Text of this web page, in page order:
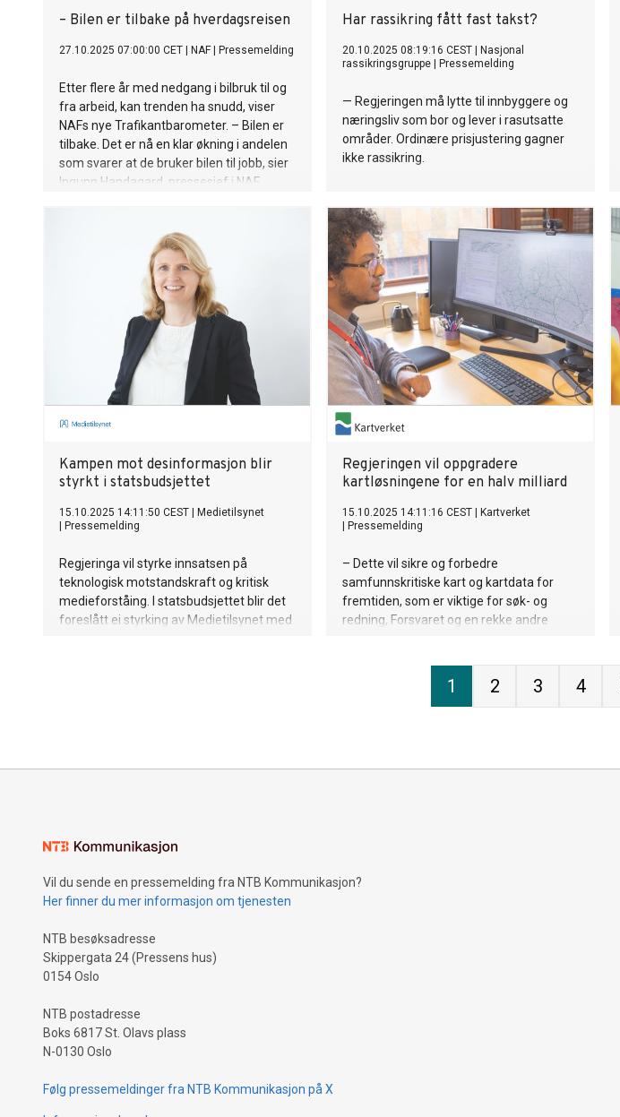
– Bilen er tilbake på hverdagsreisen
27.10.2025 07:00:00 CET NAF Pressemelding
Etter flere år med nedgang i bilbruk til og
fra arbeid, kan trenden ha snudd, viser
NAFs nye Trafikantbarometer. – Bilen er
tilbake. Det er nå en klar økning i andelen
som svarer at de bruker bilen til jobb, sier
Ingunn Handagard, pressesjef i NAF.
Har rassikring fått fast takst?
20.10.2025 08:19:16 CEST
Nasjonal
rassikringsgruppe
Pressemelding
— Regjeringen må lytte til innbyggere og
næringsliv som bor og lever i rasutsatte
områder. Ordinære prisjustering gagner
ikke rassikring.
Kampen mot desinformasjon blir
styrkt i statsbudsjettet
15.10.2025 14:11:50 CEST
Medietilsynet
Pressemelding
Regjeringa vil styrke innsatsen på
teknologisk motstandskraft og kritisk
medieforståing. I statsbudsjettet blir det
foreslått ei styrking av Medietilsynet med
Regjeringen vil oppgradere
kartløsningene for en halv milliard
15.10.2025 14:11:16 CEST
Kartverket
Pressemelding
– Dette vil sikre og forbedre
samfunnskritiske kart og kartdata for
fremtiden, som er viktige for søk- og
redning, Forsvaret og en rekke andre
1 2 3 4
Vil du sende en pressemelding fra NTB Kommunikasjon?
Her finner du mer informasjon om tjenesten
NTB besøksadresse
Skippergata 24 (Pressens hus)
0154 Oslo
NTB postadresse
Boks 6817 St. Olavs plass
N-0130 Oslo
Følg pressemeldinger fra NTB Kommunikasjon på X